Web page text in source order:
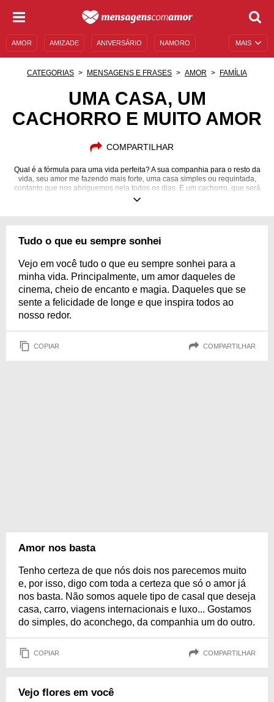
MAIS
AMOR AMIZADE ANIVERSÁRIO NAMORO
MENSAGENS E FRASES MENSAGENS DE ANIVERSÁRIO
CATEGORIAS MENSAGENS E FRASES AMOR FAMÍLIA
UMA CASA, UM
CACHORRO E MUITO AMOR
COMPARTILHAR
Qual é a fórmula para uma vida perfeita? A sua companhia para o resto da
vida, seu amor me fazendo mais forte, uma casa simples ou requintada,
contanto que nos abriguemos nela todos os dias. E um cachorro, que será
nosso guardião e o protetor do nosso amor, nosso melhor amigo sobre
Tudo o que eu sempre sonhei
Vejo em você tudo o que eu sempre sonhei para a
minha vida. Principalmente, um amor daqueles de
cinema, cheio de encanto e magia. Daqueles que se
sente a felicidade de longe e que inspira todos ao
nosso redor.
COPIAR COMPARTILHAR
Amor nos basta
Tenho certeza de que nós dois nos parecemos muito
e, por isso, digo com toda a certeza que só o amor já
nos basta. Não somos aquele tipo de casal que deseja
casa, carro, viagens internacionais e luxo... Gostamos
do simples, do aconchego, da companhia um do outro.
COPIAR COMPARTILHAR
Vejo flores em você